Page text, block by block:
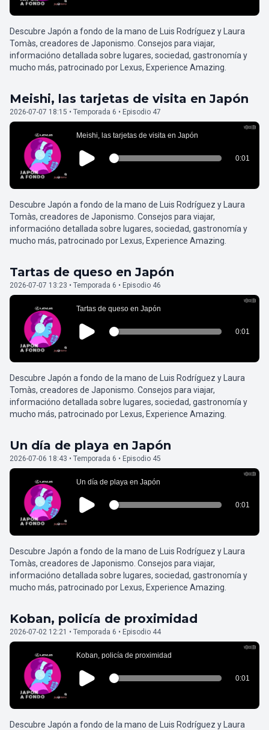
Descubre Japón a fondo de la mano de Luis Rodríguez y Laura
Tomàs, creadores de Japonismo. Consejos para viajar,
informacióno detallada sobre lugares, sociedad, gastronomía y
mucho más, patrocinado por Lexus, Experience Amazing.
Meishi, las tarjetas de visita en Japón
2026-07-07 18:15 • Temporada 6 • Episodio 47
Descubre Japón a fondo de la mano de Luis Rodríguez y Laura
Tomàs, creadores de Japonismo. Consejos para viajar,
informacióno detallada sobre lugares, sociedad, gastronomía y
mucho más, patrocinado por Lexus, Experience Amazing.
Tartas de queso en Japón
2026-07-07 13:23 • Temporada 6 • Episodio 46
Descubre Japón a fondo de la mano de Luis Rodríguez y Laura
Tomàs, creadores de Japonismo. Consejos para viajar,
informacióno detallada sobre lugares, sociedad, gastronomía y
mucho más, patrocinado por Lexus, Experience Amazing.
Un día de playa en Japón
2026-07-06 18:43 • Temporada 6 • Episodio 45
Descubre Japón a fondo de la mano de Luis Rodríguez y Laura
Tomàs, creadores de Japonismo. Consejos para viajar,
informacióno detallada sobre lugares, sociedad, gastronomía y
mucho más, patrocinado por Lexus, Experience Amazing.
Koban, policía de proximidad
2026-07-02 12:21 • Temporada 6 • Episodio 44
Descubre Japón a fondo de la mano de Luis Rodríguez y Laura